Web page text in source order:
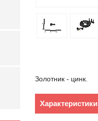
Золотник - цинк.
Характеристики